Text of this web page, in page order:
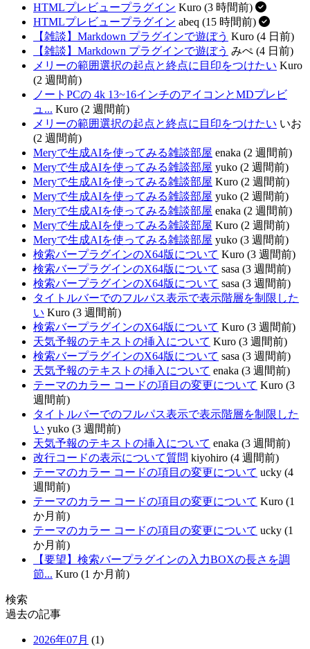
HTMLプレビュープラグイン Kuro (3 時間前)
HTMLプレビュープラグイン abeq (15 時間前)
【雑談】Markdown プラグインで遊ぼう Kuro (4 日前)
【雑談】Markdown プラグインで遊ぼう みぺ (4 日前)
メリーの範囲選択の起点と終点に目印をつけたい Kuro
(2 週間前)
ノートPCの 4k 13~16インチのアイコンとMDプレビ
ュ... Kuro (2 週間前)
メリーの範囲選択の起点と終点に目印をつけたい いお
(2 週間前)
Meryで生成AIを使ってみる雑談部屋 enaka (2 週間前)
Meryで生成AIを使ってみる雑談部屋 yuko (2 週間前)
Meryで生成AIを使ってみる雑談部屋 Kuro (2 週間前)
Meryで生成AIを使ってみる雑談部屋 yuko (2 週間前)
Meryで生成AIを使ってみる雑談部屋 enaka (2 週間前)
Meryで生成AIを使ってみる雑談部屋 Kuro (2 週間前)
Meryで生成AIを使ってみる雑談部屋 yuko (3 週間前)
検索バープラグインのX64版について Kuro (3 週間前)
検索バープラグインのX64版について sasa (3 週間前)
検索バープラグインのX64版について sasa (3 週間前)
タイトルバーでのフルパス表示で表示階層を制限した
い Kuro (3 週間前)
検索バープラグインのX64版について Kuro (3 週間前)
天気予報のテキストの挿入について Kuro (3 週間前)
検索バープラグインのX64版について sasa (3 週間前)
天気予報のテキストの挿入について enaka (3 週間前)
テーマのカラー コードの項目の変更について Kuro (3
週間前)
タイトルバーでのフルパス表示で表示階層を制限した
い yuko (3 週間前)
天気予報のテキストの挿入について enaka (3 週間前)
改行コードの表示について質問 kiyohiro (4 週間前)
テーマのカラー コードの項目の変更について ucky (4
週間前)
テーマのカラー コードの項目の変更について Kuro (1
か月前)
テーマのカラー コードの項目の変更について ucky (1
か月前)
【要望】検索バープラグインの入力BOXの長さを調
節... Kuro (1 か月前)
検索
過去の記事
2026年07月 (1)